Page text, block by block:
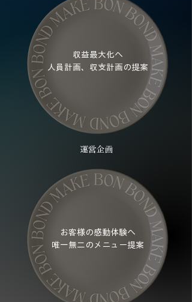
​収益最大化へ
人員計画、収支計画の提案
運営企画
お客様の感動体験へ
唯一無二のメニュー提案